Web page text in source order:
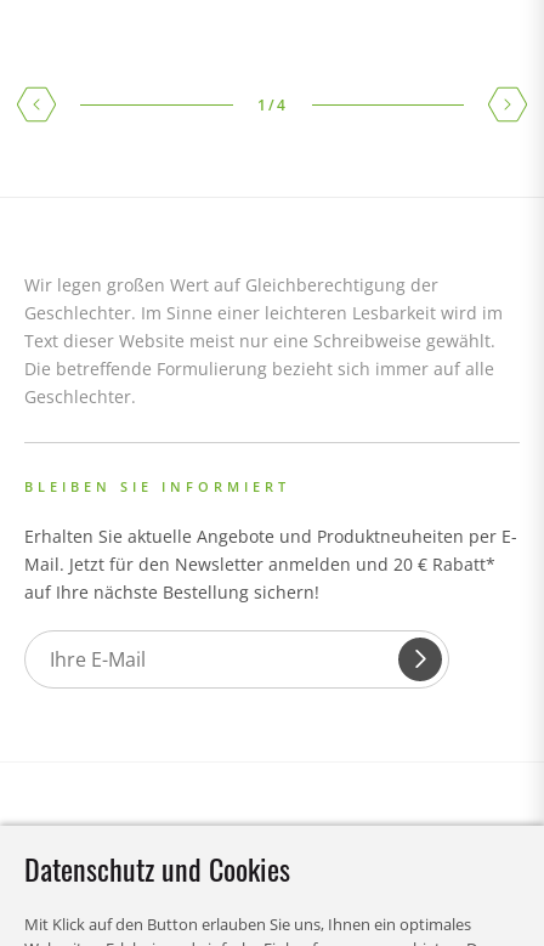
1 /4
Wir legen großen Wert auf Gleichberechtigung der
Geschlechter. Im Sinne einer leichteren Lesbarkeit wird im
Text dieser Website meist nur eine Schreibweise gewählt.
Die betreffende Formulierung bezieht sich immer auf alle
Geschlechter.
BLEIBEN SIE INFORMIERT
Erhalten Sie aktuelle Angebote und Produktneuheiten per E-
Mail. Jetzt für den Newsletter anmelden und 20 € Rabatt*
auf Ihre nächste Bestellung sichern!
Datenschutz und Cookies
Mit Klick auf den Button erlauben Sie uns, Ihnen ein optimales